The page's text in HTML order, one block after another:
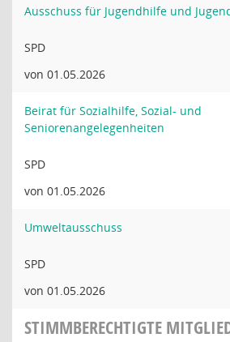
Ausschuss für Jugendhilfe und
SPD
von 01.05.2026
Beirat für Sozialhilfe, Sozial- und
Seniorenangelegenheiten
SPD
von 01.05.2026
Umweltausschuss
SPD
von 01.05.2026
STIMMBERECHTIGTE